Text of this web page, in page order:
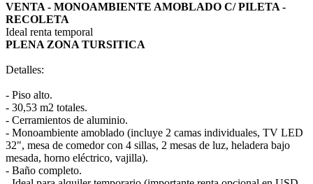
VENTA - MONOAMBIENTE AMOBLADO C/ PILETA -
RECOLETA
Ideal renta temporal
PLENA ZONA TURSITICA
Detalles:
- Piso alto.
- 30,53 m2 totales.
- Cerramientos de aluminio.
- Monoambiente amoblado (incluye 2 camas individuales, TV LED
32", mesa de comedor con 4 sillas, 2 mesas de luz, heladera bajo
mesada, horno eléctrico, vajilla).
- Baño completo.